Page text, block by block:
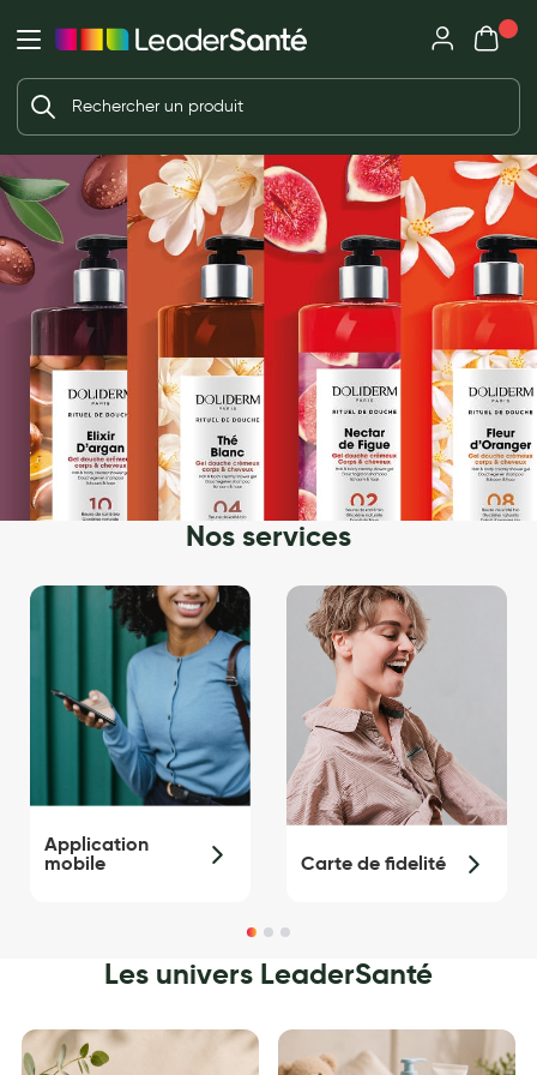
Ma Pharmacie LeaderSanté
Ouvrir l'application
Ouvrir
Mot de passe oublié ?
Nouveau client ?
Créer un compte
Mon
Votre panier est vide
Beauté et soin
Visage
Corps
Minceur
Hygiène intime
Soins mains et ongles
Soins des pieds
Dentifrices et bains de bouche
Brosses à dents et accessoires dentaires
Pour Homme
Crème solaire - Visage et corps
Préservatifs - Gels lubrifiants
Accessoires, coutellerie, brosserie
Beauté au naturel
Couches
Nos services
Application
mobile Carte de fidelité
Les univers LeaderSanté